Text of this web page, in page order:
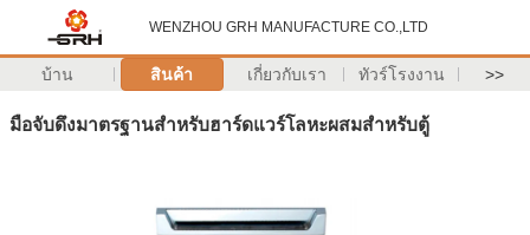
WENZHOU GRH MANUFACTURE CO.,LTD
บ้าน สินค้า เกี่ยวกับเรา ทัวร์โรงงาน >>
มือจับดึงมาตรฐานสำหรับฮาร์ดแวร์โลหะผสมสำหรับตู้